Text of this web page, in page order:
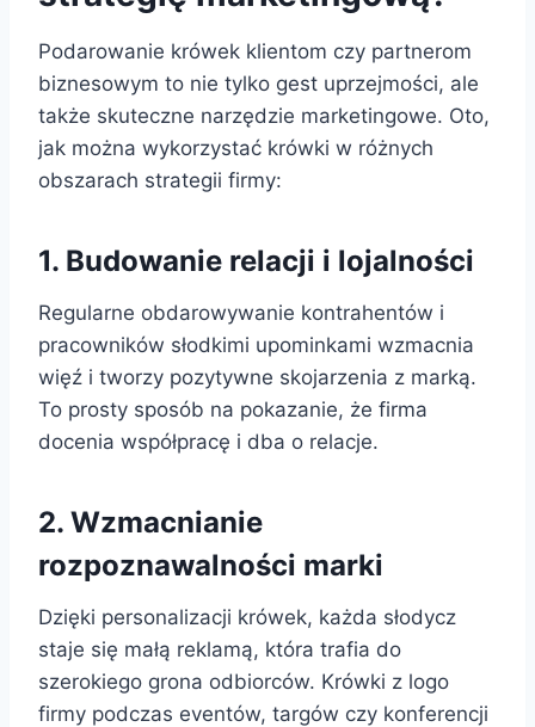
Podarowanie krówek klientom czy partnerom
biznesowym to nie tylko gest uprzejmości, ale
także skuteczne narzędzie marketingowe. Oto,
jak można wykorzystać krówki w różnych
obszarach strategii firmy:
1. Budowanie relacji i lojalności
Regularne obdarowywanie kontrahentów i
pracowników słodkimi upominkami wzmacnia
więź i tworzy pozytywne skojarzenia z marką.
To prosty sposób na pokazanie, że firma
docenia współpracę i dba o relacje.
2. Wzmacnianie
rozpoznawalności marki
Dzięki personalizacji krówek, każda słodycz
staje się małą reklamą, która trafia do
szerokiego grona odbiorców. Krówki z logo
firmy podczas eventów, targów czy konferencji